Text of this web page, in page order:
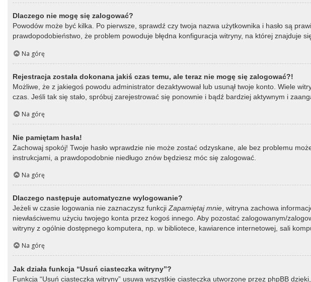
Dlaczego nie mogę się zalogować?
Powodów może być kilka. Po pierwsze, sprawdź czy twoja nazwa użytkownika i hasło są
prawdopodobieństwo, że problem powoduje błędna konfiguracja witryny, na której znajduje
Na górę
Rejestracja została dokonana jakiś czas temu, ale teraz nie mogę się zalogować?!
Możliwe, że z jakiegoś powodu administrator dezaktywował lub usunął twoje konto. Wiele
czas. Jeśli tak się stało, spróbuj zarejestrować się ponownie i bądź bardziej aktywnym i
Na górę
Nie pamiętam hasła!
Zachowaj spokój! Twoje hasło wprawdzie nie może zostać odzyskane, ale bez problemu
instrukcjami, a prawdopodobnie niedługo znów będziesz móc się zalogować.
Na górę
Dlaczego następuje automatyczne wylogowanie?
Jeżeli w czasie logowania nie zaznaczysz funkcjiZapamiętaj mnie, witryna zachowa
niewłaściwemu użyciu twojego konta przez kogoś innego. Aby pozostać zalogowanym/
witryny z ogólnie dostępnego komputera, np. w bibliotece, kawiarence internetowej, sali
Na górę
Jak działa funkcja “Usuń ciasteczka witryny”?
Funkcja “Usuń ciasteczka witryny” usuwa wszystkie ciasteczka utworzone przez phpBB